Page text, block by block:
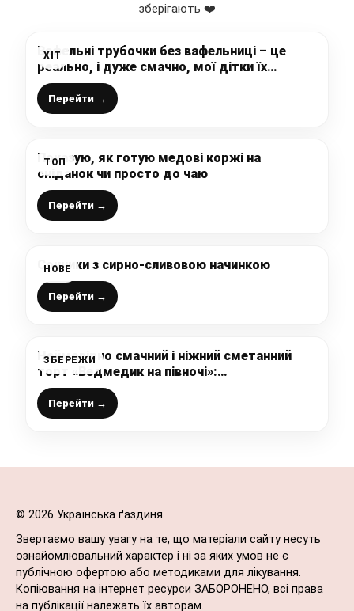
зберігають ❤️
ХІТ
Вафельні трубочки без вафельниці – це
реально, і дуже смачно, мої дітки їх
обожнюють, а готуються простіше-
простого, зберігайте рецепт
Перейти →
ТОП
Показую, як готую медові коржі на
сніданок чи просто до чаю
Перейти →
НОВЕ
Сочники з сирно-сливовою начинкою
Перейти →
ЗБЕРЕЖИ
Неймовірно смачний і ніжний сметанний
торт «Ведмедик на півночі»:
найулюбленіший торт моєї сім’ї, рецепт
дуже старий і простенький, а результат
завжди шикарний
Перейти →
© 2026 Українська ґаздиня
Звертаємо вашу увагу на те, що матеріали сайту несуть
ознайомлювальний характер і ні за яких умов не є
публічною офертою або методиками для лікування.
Копіювання на інтернет ресурси ЗАБОРОНЕНО, всі права
на публікації належать їх авторам.